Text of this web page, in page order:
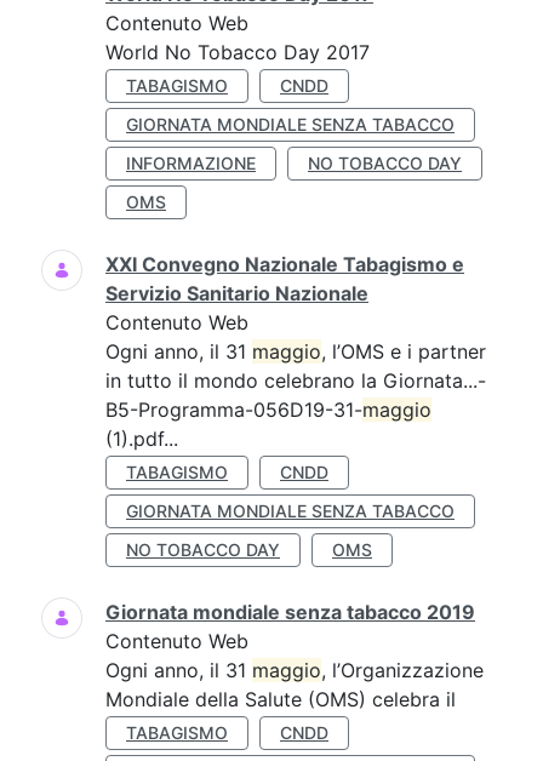
Contenuto Web
World No Tobacco Day 2017
TABAGISMO
CNDD
GIORNATA MONDIALE SENZA TABACCO
INFORMAZIONE
NO TOBACCO DAY
OMS
XXI Convegno Nazionale Tabagismo e
Servizio Sanitario Nazionale
Contenuto Web
Ogni anno, il 31 maggio, l’OMS e i partner
in tutto il mondo celebrano la Giornata...-
B5-Programma-056D19-31-maggio
(1).pdf...
TABAGISMO
CNDD
GIORNATA MONDIALE SENZA TABACCO
NO TOBACCO DAY
OMS
Giornata mondiale senza tabacco 2019
Contenuto Web
Ogni anno, il 31 maggio, l’Organizzazione
Mondiale della Salute (OMS) celebra il
TABAGISMO
CNDD